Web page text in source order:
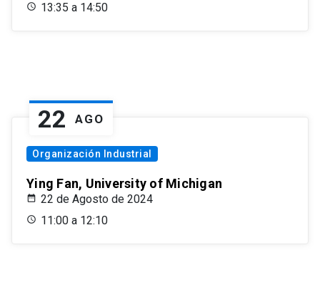
13:35 a 14:50
22 AGO
Organización Industrial
Ying Fan, University of Michigan
22 de Agosto de 2024
11:00 a 12:10